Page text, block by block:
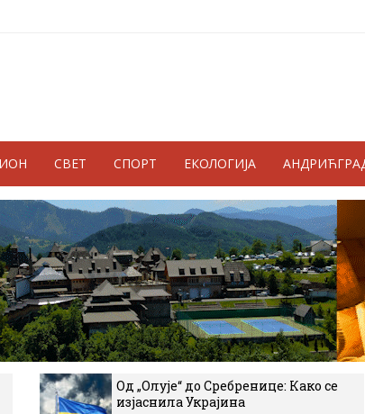
СВЕТ СПОРТ ЕКОЛОГИЈА
Од „Олује“ до Сребренице: Како се
изјаснила Украјина